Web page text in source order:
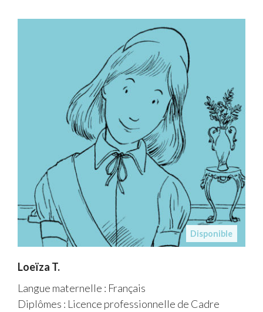
Disponible
Loeïza T.
Langue maternelle : Français
Diplômes : Licence professionnelle de Cadre